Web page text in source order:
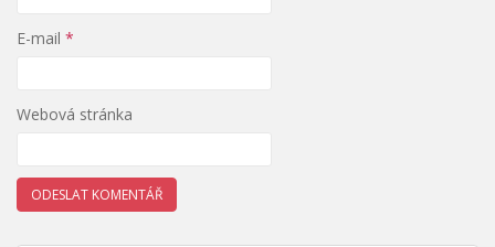
E-mail *
Webová stránka